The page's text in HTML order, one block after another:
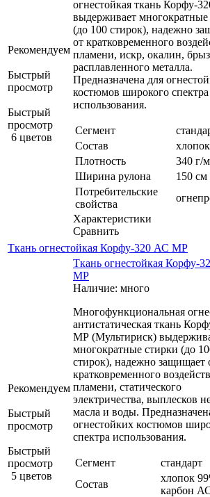
Рекомендуем
Быстрый
просмотр
Быстрый
просмотр
6 цветов
огнестойкая ткань Корфу-
выдерживает многократные
(до 100 стирок), надежно
от кратковременного
пламени, искр, окалин,
расплавленного металла.
Предназначена для
костюмов широкого спектра
использования.
Сегмент
Состав
Плотность
340 г/
Ширина рулона
150 см
Потребительские
свойства
Характеристики
Сравнить
Ткань огнестойкая Корфу-320 АС МР
Рекомендуем
Быстрый
просмотр
Быстрый
просмотр
5 цветов
Ткань огнестойкая Корфу-
МР
Наличие: много
Многофункциональная
антистатическая ткань
МР (Мультириск)
многократные стирки (до
стирок), надежно защищает
кратковременного
пламени, статического
электричества, выплесков
масла и воды.
огнестойких костюмов
спектра использования.
Сегмент
стандарт
Состав
хлопок
карбон